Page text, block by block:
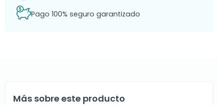
Pago 100% seguro garantizado
Más sobre este producto